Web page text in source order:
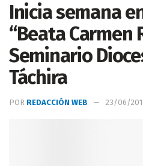
Inicia semana
“Beata Carmen
Seminario
Táchira
POR REDACCIÓN WEB 23/06/